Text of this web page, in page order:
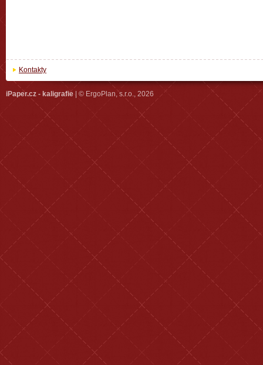
Kontakty
iPaper.cz - kaligrafie | © ErgoPlan, s.r.o., 2026